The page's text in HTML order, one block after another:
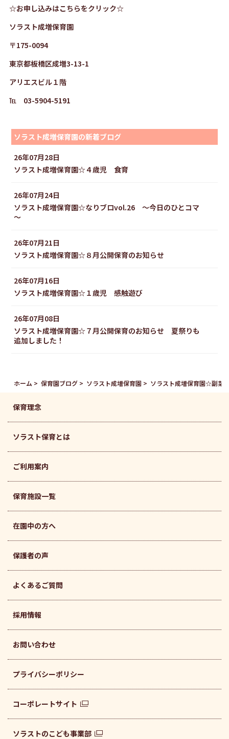
☆お申し込みはこち らをクリック☆
ソラスト成増保育園
〒175-0094
東京都板橋区成増3-13-1
アリエスビル１階
℡ 03-5904-5191
ソラスト成増保育園の新着ブログ
26年07月28日
ソラスト成増保育園☆４歳児 食育
26年07月24日
ソラスト成増保育園☆なりブロvol.26 ～今日のひとコマ
～
26年07月21日
ソラスト成増保育園☆８月公開保育のお知らせ
26年07月16日
ソラスト成増保育園☆１歳児 感触遊び
26年07月08日
ソラスト成増保育園☆７月公開保育のお知らせ 夏祭りも
追加しました！
ホーム 保育園ブログ ソラスト成増保育園 ソラスト成増保育園☆副菜
保育理念
ソラスト保育とは
ご利用案内
保育施設一覧
在園中の方へ
保護者の声
よくあるご質問
採用情報
お問い合わせ
プライバシーポリシー
コーポレートサイト
ソラストのこども事業部